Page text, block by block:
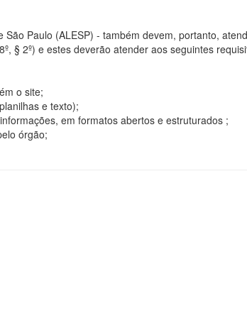
Paulo (ALESP) - também devem, portanto,
§ 2º) e estes deverão atender aos seguintes
o site;
e texto);
em formatos abertos e estruturados ;
órgão;